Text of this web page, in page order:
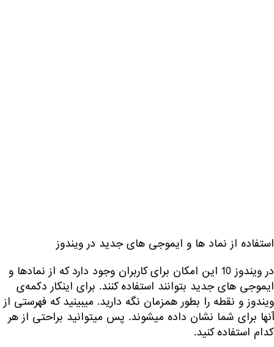
استفاده از نماد ها و ایموجی های جدید در ویندوز
در ویندوز 10 این امکان برای کاربران وجود دارد که از نمادها و
ایموجی های جدید بتوانند استفاده کنند. برای اینکار دکمه‌ی
ویندوز و نقطه را بطور همزمان نگه دارید. میبینید که فهرستی از
آنها برای شما نشان داده میشوند. پس میتوانید براحتی از هر
کدام استفاده کنید.